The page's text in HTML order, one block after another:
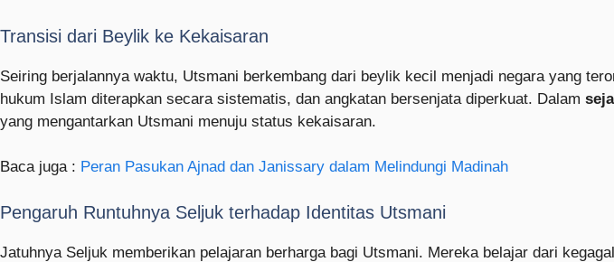
Transisi dari Beylik ke Kekaisaran
Seiring berjalannya waktu, Utsmani berkembang dari beylik kecil menjadi negara yang
hukum Islam diterapkan secara sistematis, dan angkatan bersenjata diperkuat. Dalam
yang mengantarkan Utsmani menuju status kekaisaran.
Baca juga : Peran Pasukan Ajnad dan Janissary dalam Melindungi Madinah
Pengaruh Runtuhnya Seljuk terhadap Identitas Utsmani
Jatuhnya Seljuk memberikan pelajaran berharga bagi Utsmani. Mereka belajar dari